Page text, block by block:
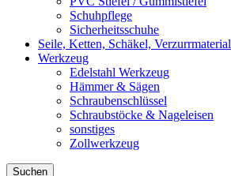
Schuhpflege
Sicherheitsschuhe
Seile, Ketten, Schäkel, Verzurrmaterial
Werkzeug
Edelstahl Werkzeug
Hämmer & Sägen
Schraubenschlüssel
Schraubstöcke & Nageleisen
sonstiges
Zollwerkzeug
Suchen